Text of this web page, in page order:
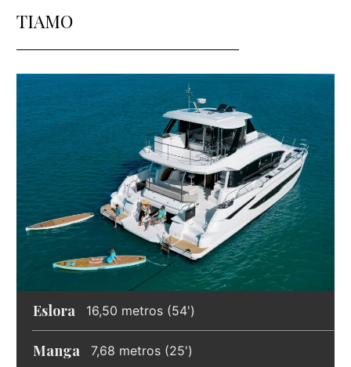
TIAMO
Eslora 16,50 metros (54')
Manga 7,68 metros (25')